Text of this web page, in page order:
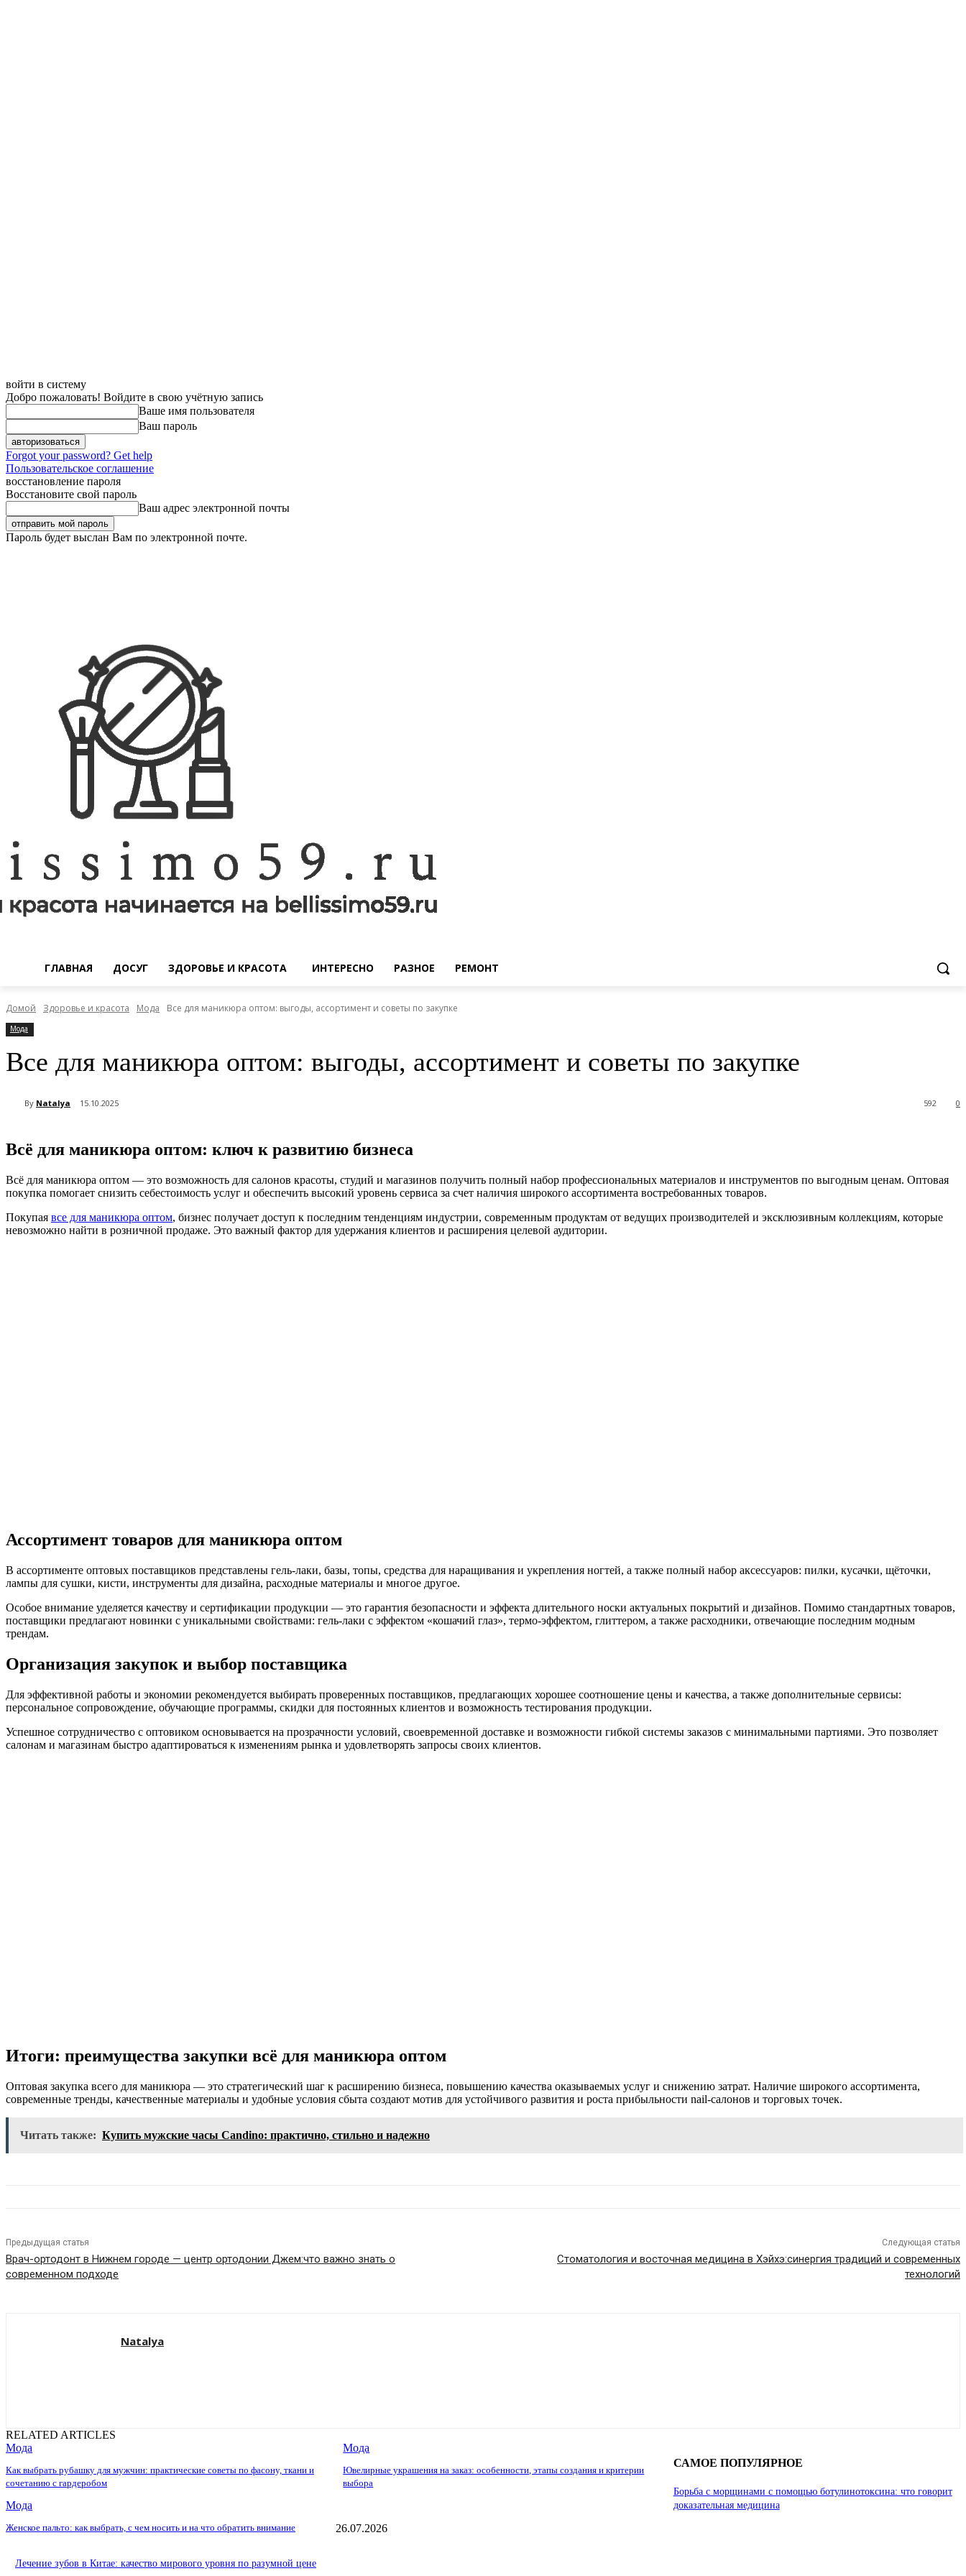
войти в систему
Добро пожаловать! Войдите в свою учётную запись
Ваше имя пользователя
Ваш пароль
Forgot your password? Get help
Пользовательское соглашение
восстановление пароля
Восстановите свой пароль
Ваш адрес электронной почты
Пароль будет выслан Вам по электронной почте.
ГЛАВНАЯ ДОСУГ ЗДОРОВЬЕ И КРАСОТА ИНТЕРЕСНО РАЗНОЕ РЕМОНТ
Домой Здоровье и красота Мода Все для маникюра оптом: выгоды, ассортимент и советы по закупке
Мода
Все для маникюра оптом: выгоды, ассортимент и советы по закупке
By Natalya 15.10.2025 0
592
Всё для маникюра оптом: ключ к развитию бизнеса
Всё для маникюра оптом — это возможность для салонов красоты, студий и магазинов получить полный набор профессиональных материалов и инструментов по выгодным ценам. Оптовая
покупка помогает снизить себестоимость услуг и обеспечить высокий уровень сервиса за счет наличия широкого ассортимента востребованных товаров.
Покупая все для маникюра оптом, бизнес получает доступ к последним тенденциям индустрии, современным продуктам от ведущих производителей и эксклюзивным коллекциям, которые
невозможно найти в розничной продаже. Это важный фактор для удержания клиентов и расширения целевой аудитории.
Ассортимент товаров для маникюра оптом
В ассортименте оптовых поставщиков представлены гель-лаки, базы, топы, средства для наращивания и укрепления ногтей, а также полный набор аксессуаров: пилки, кусачки, щёточки,
лампы для сушки, кисти, инструменты для дизайна, расходные материалы и многое другое.
Особое внимание уделяется качеству и сертификации продукции — это гарантия безопасности и эффекта длительного носки актуальных покрытий и дизайнов. Помимо стандартных товаров,
поставщики предлагают новинки с уникальными свойствами: гель-лаки с эффектом «кошачий глаз», термо-эффектом, глиттером, а также расходники, отвечающие последним модным
трендам.
Организация закупок и выбор поставщика
Для эффективной работы и экономии рекомендуется выбирать проверенных поставщиков, предлагающих хорошее соотношение цены и качества, а также дополнительные сервисы:
персональное сопровождение, обучающие программы, скидки для постоянных клиентов и возможность тестирования продукции.
Успешное сотрудничество с оптовиком основывается на прозрачности условий, своевременной доставке и возможности гибкой системы заказов с минимальными партиями. Это позволяет
салонам и магазинам быстро адаптироваться к изменениям рынка и удовлетворять запросы своих клиентов.
Итоги: преимущества закупки всё для маникюра оптом
Оптовая закупка всего для маникюра — это стратегический шаг к расширению бизнеса, повышению качества оказываемых услуг и снижению затрат. Наличие широкого ассортимента,
современные тренды, качественные материалы и удобные условия сбыта создают мотив для устойчивого развития и роста прибыльности nail-салонов и торговых точек.
Читать также: Купить мужские часы Candino: практично, стильно и надежно
Предыдущая статья
Врач-ортодонт в Нижнем городе — центр ортодонии Джем:что важно знать о
современном подходе
Следующая статья
Стоматология и восточная медицина в Хэйхэ:синергия традиций и современных
технологий
Natalya
RELATED ARTICLES
Мода
Как выбрать рубашку для мужчин: практические советы по фасону, ткани и
сочетанию с гардеробом
Мода
Ювелирные украшения на заказ: особенности, этапы создания и критерии
выбора
Мода
Женское пальто: как выбрать, с чем носить и на что обратить внимание
САМОЕ ПОПУЛЯРНОЕ
Борьба с морщинами с помощью ботулинотоксина: что говорит
доказательная медицина
26.07.2026
Лечение зубов в Китае: качество мирового уровня по разумной цене